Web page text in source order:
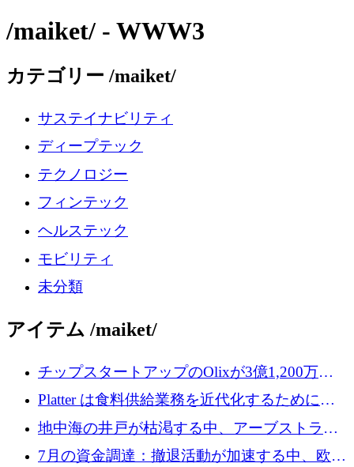
/maiket/ - WWW3
カテゴリー /maiket/
サステイナビリティ
ディープテック
テクノロジー
フィンテック
ヘルステック
モビリティ
未分類
アイテム /maiket/
チップスタートアップのOlixが3億1,200万ド
ルを調達、Mobilizeが投資部門を立ち上げ、7
月の資金調達を詳しく調査
Platter は食料供給業務を近代化するために
Verb Ventures から追加資金を調達
地中海の井戸が枯渇する中、アーブストラ社
は空気から飲料水を作る機械を発売
7月の資金調達：撤退活動が加速する中、欧州